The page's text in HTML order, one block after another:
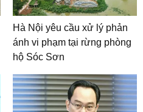
Hà Nội yêu cầu xử lý phản
ánh vi phạm tại rừng phòng
hộ Sóc Sơn